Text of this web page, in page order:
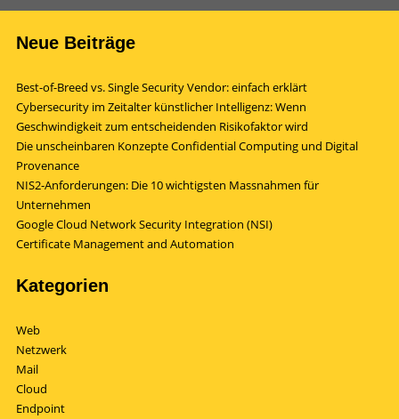
Neue Beiträge
Best-of-Breed vs. Single Security Vendor: einfach erklärt
Cybersecurity im Zeitalter künstlicher Intelligenz: Wenn
Geschwindigkeit zum entscheidenden Risikofaktor wird
Die unscheinbaren Konzepte Confidential Computing und Digital
Provenance
NIS2-Anforderungen: Die 10 wichtigsten Massnahmen für
Unternehmen
Google Cloud Network Security Integration (NSI)
Certificate Management and Automation
Kategorien
Web
Netzwerk
Mail
Cloud
Endpoint